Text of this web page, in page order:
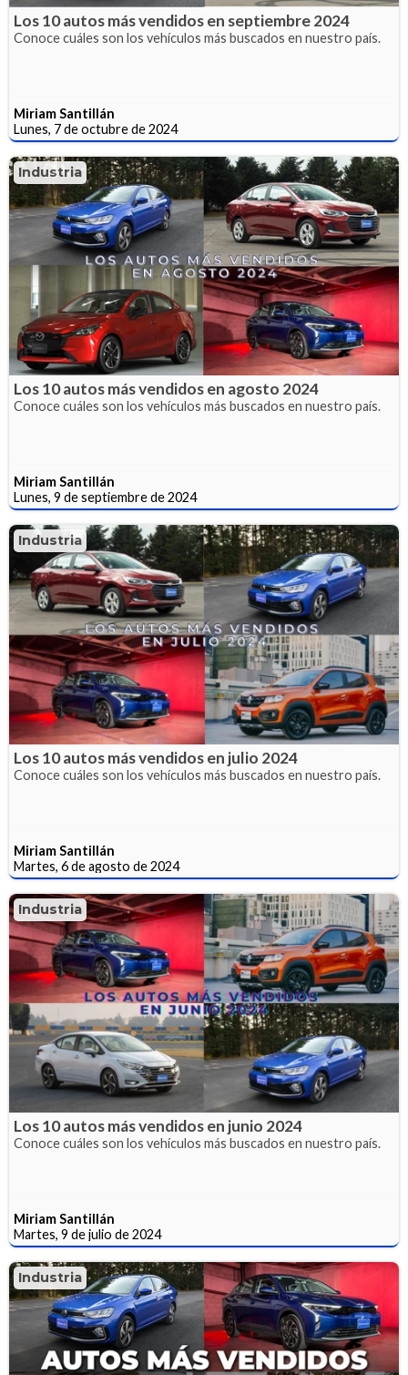
Los 10 autos más vendidos en septiembre 2024
Conoce cuáles son los vehículos más buscados en nuestro país.
Miriam Santillán
Lunes, 7 de octubre de 2024
Industria
Los 10 autos más vendidos en agosto 2024
Conoce cuáles son los vehículos más buscados en nuestro país.
Miriam Santillán
Lunes, 9 de septiembre de 2024
Industria
Los 10 autos más vendidos en julio 2024
Conoce cuáles son los vehículos más buscados en nuestro país.
Miriam Santillán
Martes, 6 de agosto de 2024
Industria
Los 10 autos más vendidos en junio 2024
Conoce cuáles son los vehículos más buscados en nuestro país.
Miriam Santillán
Martes, 9 de julio de 2024
Industria